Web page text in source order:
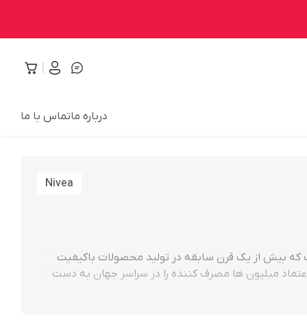
درباره ماتماس با ما
Nivea
بیش از یک قرن سابقه در تولید محصولات باکیفیت
اعتماد میلیون ها مصرف کننده را در سراسر جهان به دست